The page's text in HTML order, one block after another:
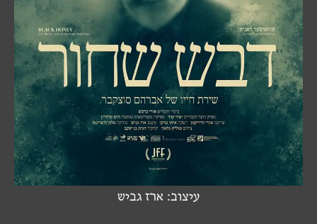
עיצוב: ארז גביש